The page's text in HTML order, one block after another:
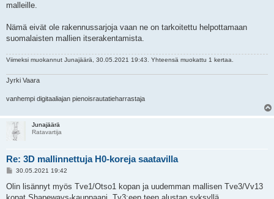
malleille.
Nämä eivät ole rakennussarjoja vaan ne on tarkoitettu helpottamaan
suomalaisten mallien itserakentamista.
Viimeksi muokannut Junajäärä , 30.05.2021 19:43. Yhteensä muokattu 1 kertaa.
Jyrki Vaara
vanhempi digitaaliajan pienoisrautatieharrastaja
Junajäärä
Ratavartija
Re: 3D mallinnettuja H0-koreja saatavilla
V
e
30.05.2021 19:42
Olin lisännyt myös Tve1/Otso1 kopan ja uudemman mallisen Tve3/Vv13